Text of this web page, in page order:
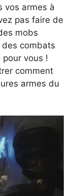
vos armes à
pas faire de
mobs
combats
pour vous !
comment
armes du